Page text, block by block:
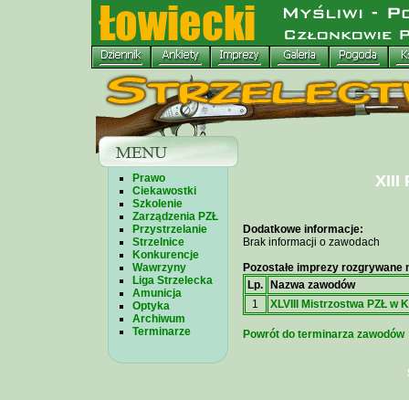
Prawo
Ciekawostki
Szkolenie
Zarządzenia PZŁ
Przystrzelanie
Strzelnice
Konkurencje
Wawrzyny
Liga Strzelecka
Amunicja
Optyka
Archiwum
Terminarze
XIII
Dodatkowe informacje:
Brak informacji o zawodach
Pozostałe imprezy rozgrywane
Lp.
Nazwa zawodów
1
XLVIII Mistrzostwa PZŁ w
Powrót do terminarza zawodów